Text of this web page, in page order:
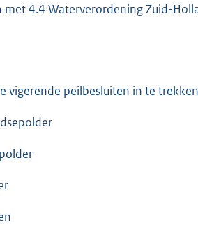
4.4 Waterverordening Zuid-
vigerende peilbesluiten in te